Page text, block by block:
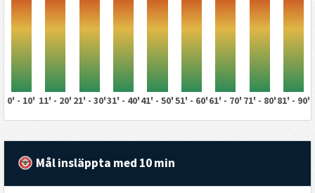
0' - 10' 11' - 20' 21' - 30'31' - 40'41' - 50'51' - 60'61' - 70' 71' - 80'81' - 90'
Mål insläppta med 10 min